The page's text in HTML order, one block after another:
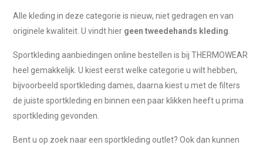
Alle kleding in deze categorie is nieuw, niet gedragen en van
originele kwaliteit. U vindt hier geen tweedehands kleding
Sportkleding aanbiedingen online bestellen is bij THERMOWEAR
heel gemakkelijk. U kiest eerst welke categorie u wilt hebben,
bijvoorbeeld sportkleding dames, daarna kiest u met de filters
de juiste sportkleding en binnen een paar klikken heeft u prima
sportkleding gevonden.
Bent u op zoek naar een sportkleding outlet? Ook dan kunnen